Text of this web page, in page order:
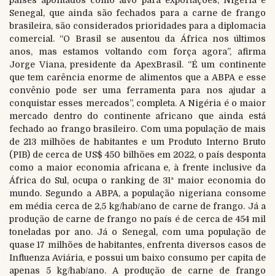
Senegal, que ainda são fechados para a carne de frango
brasileira, são considerados prioridades para a diplomacia
comercial. “O Brasil se ausentou da África nos últimos
anos, mas estamos voltando com força agora”, afirma
Jorge Viana, presidente da ApexBrasil. “É um continente
que tem carência enorme de alimentos que a ABPA e esse
convênio pode ser uma ferramenta para nos ajudar a
conquistar esses mercados”, completa. A Nigéria é o maior
mercado dentro do continente africano que ainda está
fechado ao frango brasileiro. Com uma população de mais
de 213 milhões de habitantes e um Produto Interno Bruto
(PIB) de cerca de US$ 450 bilhões em 2022, o país desponta
como a maior economia africana e, à frente inclusive da
África do Sul, ocupa o ranking de 31ª maior economia do
mundo. Segundo a ABPA, a população nigeriana consome
em média cerca de 2,5 kg/hab/ano de carne de frango. Já a
produção de carne de frango no país é de cerca de 454 mil
toneladas por ano. Já o Senegal, com uma população de
quase 17 milhões de habitantes, enfrenta diversos casos de
Influenza Aviária, e possui um baixo consumo per capita de
apenas 5 kg/hab/ano. A produção de carne de frango